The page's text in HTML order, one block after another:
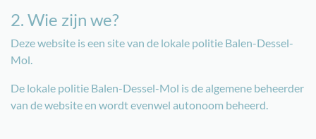
2. Wie zijn we?
Deze website is een site van de lokale politie Balen-Dessel-
Mol.
De lokale politie Balen-Dessel-Mol is de algemene beheerder
van de website en wordt evenwel autonoom beheerd.